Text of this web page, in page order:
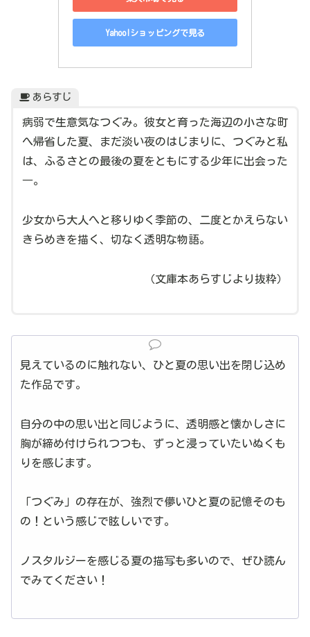
Yahoo!ショッピングで見る
あらすじ
病弱で生意気なつぐみ。彼女と育った海辺の小さな町
へ帰省した夏、まだ淡い夜のはじまりに、つぐみと私
は、ふるさとの最後の夏をともにする少年に出会った
―。
少女から大人へと移りゆく季節の、二度とかえらない
きらめきを描く、切なく透明な物語。
（文庫本あらすじより抜粋）
見えているのに触れない、ひと夏の思い出を閉じ込め
た作品です。
自分の中の思い出と同じように、透明感と懐かしさに
胸が締め付けられつつも、ずっと浸っていたいぬくも
りを感じます。
「つぐみ」の存在が、強烈で儚いひと夏の記憶そのも
の！という感じで眩しいです。
ノスタルジーを感じる夏の描写も多いので、ぜひ読ん
でみてください！